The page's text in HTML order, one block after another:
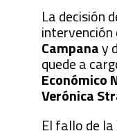
La decisión
intervención
Campanay
quede a
Económico
Verónica
El fallo de